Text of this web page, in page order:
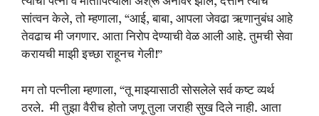
सांत्वन केले, तो म्हणाला, “आई, बाबा, आपला जेवढा ऋणानुबंध आहे
तेवढाच मी जगणार. आता निरोप देण्याची वेळ आली आहे. तुमची सेवा
करायची माझी इच्छा राहूनच गेली!”
मग तो पत्नीला म्हणाला, “तू माझ्यासाठी सोसलेले सर्व कष्ट व्यर्थ
ठरले. मी तुझा वैरीच होतो जणू तुला जराही सुख दिले नाही. आता